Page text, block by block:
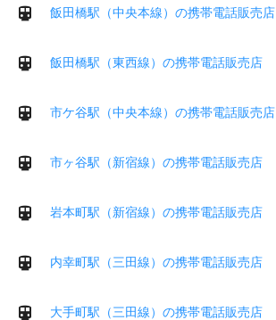
飯田橋駅（中央本線）の携帯電話販売店
飯田橋駅（東西線）の携帯電話販売店
市ケ谷駅（中央本線）の携帯電話販売店
市ヶ谷駅（新宿線）の携帯電話販売店
岩本町駅（新宿線）の携帯電話販売店
内幸町駅（三田線）の携帯電話販売店
大手町駅（三田線）の携帯電話販売店